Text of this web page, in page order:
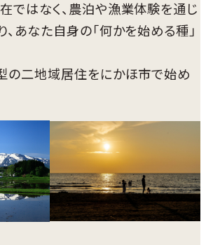
ではなく、農泊や漁業体験を通じ
あなた自身の「何かを始める種」
の二地域居住をにかほ市で始め